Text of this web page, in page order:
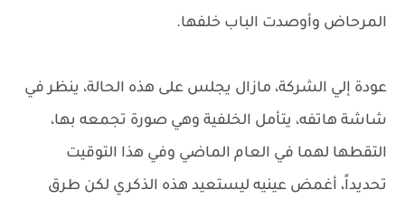
المرحاض وأوصدت الباب خلفها.
عودة إلي الشركة، مازال يجلس على هذه الحالة، ينظر في
شاشة هاتفه، يتأمل الخلفية وهي صورة تجمعه بها،
التقطها لهما في العام الماضي وفي هذا التوقيت
تحديداً، أغمض عينيه ليستعيد هذه الذكري لكن طرق